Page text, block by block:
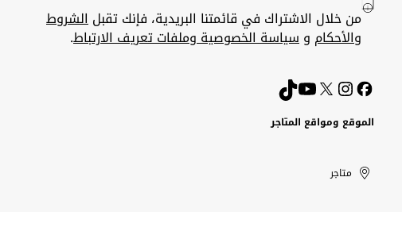
من خلال الاشتراك في قائمتنا البريدية، فإنك تقبلالشروط
والأحكام وسياسة الخصوصية وملفات تعريف الارتباط.
الموقع ومواقع المتاجر
United
Arab
Kuwait
الإمارات
العربية
الكويت
متاجر